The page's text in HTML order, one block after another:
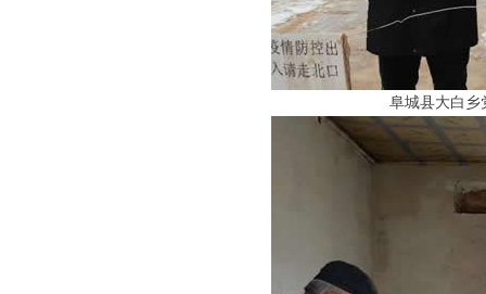
阜城县大白乡